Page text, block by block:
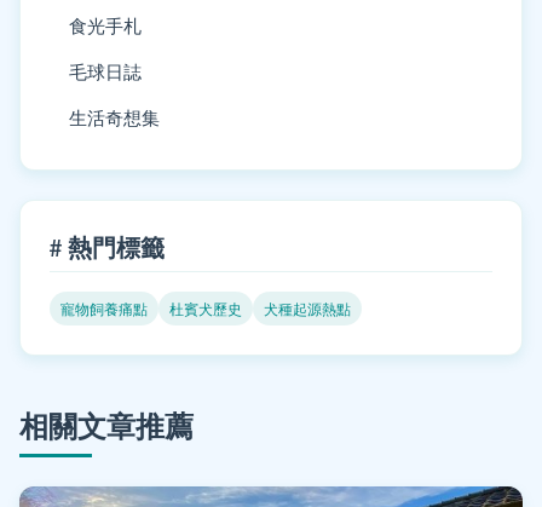
食光手札
毛球日誌
生活奇想集
# 熱門標籤
寵物飼養痛點 杜賓犬歷史 犬種起源熱點
相關文章推薦